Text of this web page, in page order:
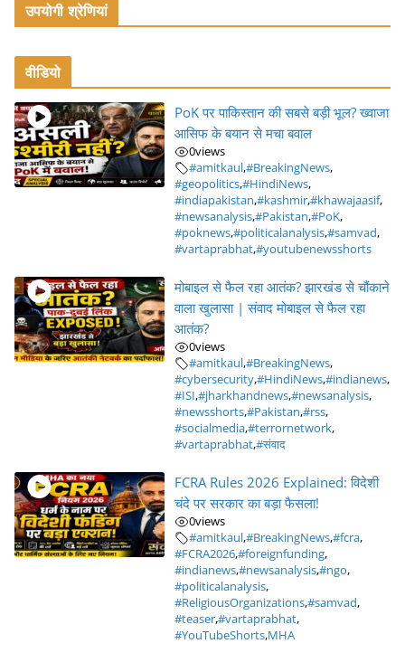
उपयोगी श्रेणियां
वीडियो
PoK पर पाकिस्तान की सबसे बड़ी भूल? ख्वाजा
आसिफ के बयान से मचा बवाल
0views
#amitkaul,#BreakingNews,
#geopolitics,#HindiNews,
#indiapakistan,#kashmir,#khawajaasif,
#newsanalysis,#Pakistan,#PoK,
#poknews,#politicalanalysis,#samvad,
#vartaprabhat,#youtubenewsshorts
मोबाइल से फैल रहा आतंक? झारखंड से चौंकाने
वाला खुलासा | संवाद मोबाइल से फैल रहा
आतंक?
0views
#amitkaul,#BreakingNews,
#cybersecurity,#HindiNews,#indianews,
#ISI,#jharkhandnews,#newsanalysis,
#newsshorts,#Pakistan,#rss,
#socialmedia,#terrornetwork,
#vartaprabhat,#संवाद
FCRA Rules 2026 Explained: विदेशी
चंदे पर सरकार का बड़ा फैसला!
0views
#amitkaul,#BreakingNews,#fcra,
#FCRA2026,#foreignfunding,
#indianews,#newsanalysis,#ngo,
#politicalanalysis,
#ReligiousOrganizations,#samvad,
#teaser,#vartaprabhat,
#YouTubeShorts,MHA